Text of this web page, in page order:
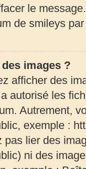
le
de smileys
images ?
afficher des
a autorisé les
Autrement,
exemple :
pas lier des
ni des